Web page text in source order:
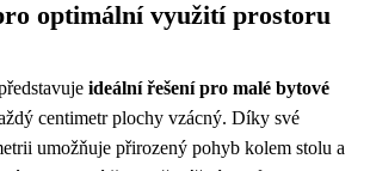
optimální využití prostoru
ideální řešení pro malé bytové
centimetr plochy vzácný. Díky své
umožňuje přirozený pohyb kolem stolu a